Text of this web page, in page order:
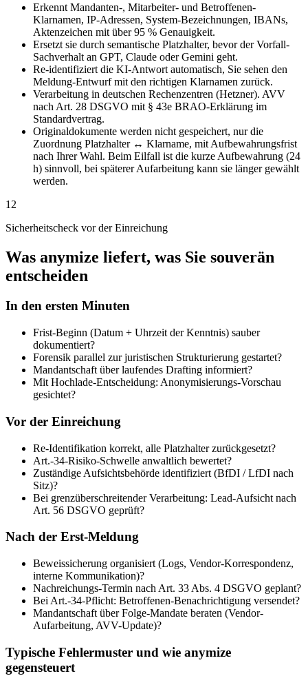
Erkennt Mandanten-, Mitarbeiter- und Betroffenen-
Klarnamen, IP-Adressen, System-Bezeichnungen, IBANs,
Aktenzeichen mit über 95 % Genauigkeit.
Ersetzt sie durch semantische Platzhalter, bevor der Vorfall-
Sachverhalt an GPT, Claude oder Gemini geht.
Re-identifiziert die KI-Antwort automatisch, Sie sehen den
Meldung-Entwurf mit den richtigen Klarnamen zurück.
Verarbeitung in deutschen Rechenzentren (Hetzner). AVV
nach Art. 28 DSGVO mit § 43e BRAO-Erklärung im
Standardvertrag.
Originaldokumente werden nicht gespeichert, nur die
Zuordnung Platzhalter ↔ Klarname, mit Aufbewahrungsfrist
nach Ihrer Wahl. Beim Eilfall ist die kurze Aufbewahrung (24
h) sinnvoll, bei späterer Aufarbeitung kann sie länger gewählt
werden.
12
Sicherheitscheck vor der Einreichung
Was anymize liefert, was Sie souverän
entscheiden
In den ersten Minuten
Frist-Beginn (Datum + Uhrzeit der Kenntnis) sauber
dokumentiert?
Forensik parallel zur juristischen Strukturierung gestartet?
Mandantschaft über laufendes Drafting informiert?
Mit Hochlade-Entscheidung: Anonymisierungs-Vorschau
gesichtet?
Vor der Einreichung
Re-Identifikation korrekt, alle Platzhalter zurückgesetzt?
Art.-34-Risiko-Schwelle anwaltlich bewertet?
Zuständige Aufsichtsbehörde identifiziert (BfDI / LfDI nach
Sitz)?
Bei grenzüberschreitender Verarbeitung: Lead-Aufsicht nach
Art. 56 DSGVO geprüft?
Nach der Erst-Meldung
Beweissicherung organisiert (Logs, Vendor-Korrespondenz,
interne Kommunikation)?
Nachreichungs-Termin nach Art. 33 Abs. 4 DSGVO geplant?
Bei Art.-34-Pflicht: Betroffenen-Benachrichtigung versendet?
Mandantschaft über Folge-Mandate beraten (Vendor-
Aufarbeitung, AVV-Update)?
Typische Fehlermuster und wie anymize
gegensteuert